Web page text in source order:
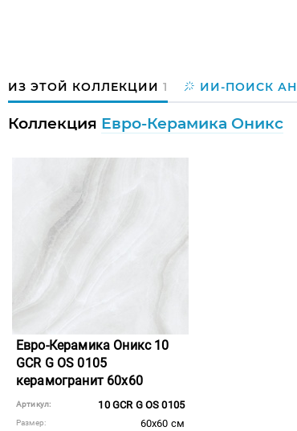
ИЗ ЭТОЙ КОЛЛЕКЦИИ 1 ИИ-ПОИСК
Коллекция Евро-Керамика Оникс
Евро-Керамика Оникс 10
GCR G OS 0105
керамогранит 60x60
Артикул: 10 GCR G OS 0105
Размер: 60x60 см